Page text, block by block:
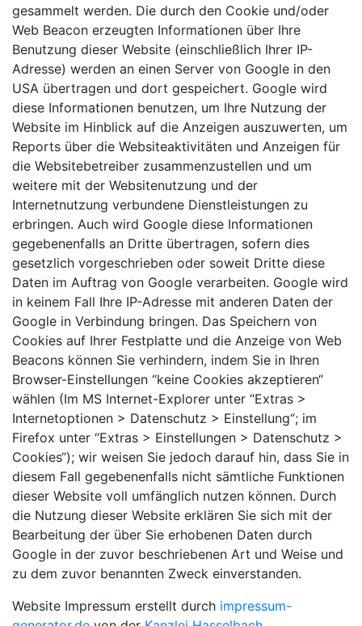
gesammelt werden. Die durch den Cookie und/oder
Web Beacon erzeugten Informationen über Ihre
Benutzung dieser Website (einschließlich Ihrer IP-
Adresse) werden an einen Server von Google in den
USA übertragen und dort gespeichert. Google wird
diese Informationen benutzen, um Ihre Nutzung der
Website im Hinblick auf die Anzeigen auszuwerten, um
Reports über die Websiteaktivitäten und Anzeigen für
die Websitebetreiber zusammenzustellen und um
weitere mit der Websitenutzung und der
Internetnutzung verbundene Dienstleistungen zu
erbringen. Auch wird Google diese Informationen
gegebenenfalls an Dritte übertragen, sofern dies
gesetzlich vorgeschrieben oder soweit Dritte diese
Daten im Auftrag von Google verarbeiten. Google wird
in keinem Fall Ihre IP-Adresse mit anderen Daten der
Google in Verbindung bringen. Das Speichern von
Cookies auf Ihrer Festplatte und die Anzeige von Web
Beacons können Sie verhindern, indem Sie in Ihren
Browser-Einstellungen “keine Cookies akzeptieren“
wählen (Im MS Internet-Explorer unter “Extras >
Internetoptionen > Datenschutz > Einstellung“; im
Firefox unter “Extras > Einstellungen > Datenschutz >
Cookies“); wir weisen Sie jedoch darauf hin, dass Sie in
diesem Fall gegebenenfalls nicht sämtliche Funktionen
dieser Website voll umfänglich nutzen können. Durch
die Nutzung dieser Website erklären Sie sich mit der
Bearbeitung der über Sie erhobenen Daten durch
Google in der zuvor beschriebenen Art und Weise und
zu dem zuvor benannten Zweck einverstanden.
Website Impressum erstellt durch impressum-